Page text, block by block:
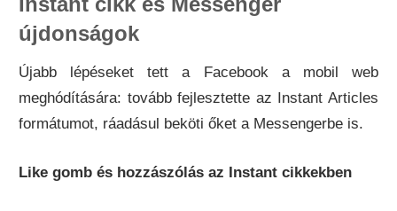
újdonságok
Újabb lépéseket tett a Facebook a mobil web
meghódítására: tovább fejlesztette az Instant Articles
formátumot, ráadásul beköti őket a Messengerbe is.
Like gomb és hozzászólás az Instant cikkekben